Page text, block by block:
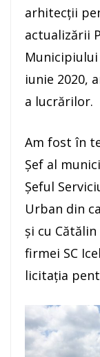
arhitecții
actualizării
Municipiului
iunie 2020,
a lucrărilor.
Am fost în
Șef al
Șeful
Urban din
și cu
firmei SC
licitația